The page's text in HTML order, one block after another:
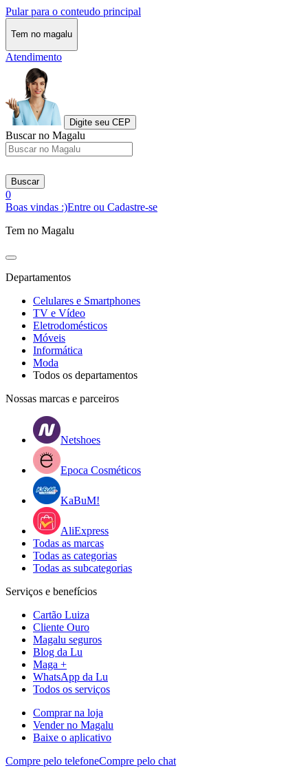
Pular para o conteudo principal
Tem no magalu
Atendimento
Digite seu CEP
Buscar no Magalu
Buscar
0
Boas vindas :)Entre ou Cadastre-se
Tem no Magalu
Departamentos
Celulares e Smartphones
TV e Vídeo
Eletrodomésticos
Móveis
Informática
Moda
Todos os departamentos
Nossas marcas e parceiros
Netshoes
Epoca Cosméticos
KaBuM!
AliExpress
Todas as marcas
Todas as categorias
Todas as subcategorias
Serviços e benefícios
Cartão Luiza
Cliente Ouro
Magalu seguros
Blog da Lu
Maga +
WhatsApp da Lu
Todos os serviços
Comprar na loja
Vender no Magalu
Baixe o aplicativo
Compre pelo telefoneCompre pelo chat